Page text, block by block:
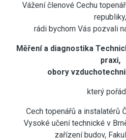
Měření
diagnostika
zařízení
v
vzduchotechnika
a
vytápění.
Vážení členové Cechu
republiky,
rádi bychom Vás pozvali
Měření a diagnostika
praxi,
obory
který
Cech topenářů a instalatérů
Vysoké učení technické v
zařízení budov,